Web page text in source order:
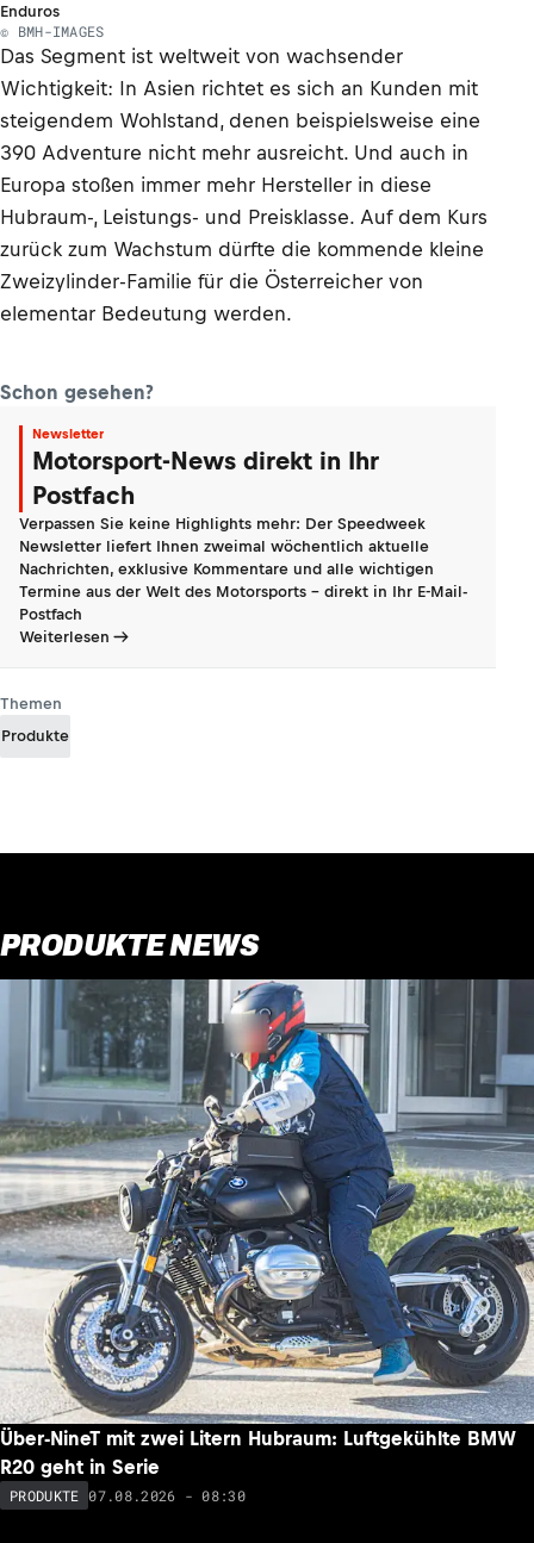
Enduros
© BMH-IMAGES
Das Segment ist weltweit von wachsender
Wichtigkeit: In Asien richtet es sich an Kunden mit
steigendem Wohlstand, denen beispielsweise eine
390 Adventure nicht mehr ausreicht. Und auch in
Europa stoßen immer mehr Hersteller in diese
Hubraum-, Leistungs- und Preisklasse. Auf dem Kurs
zurück zum Wachstum dürfte die kommende kleine
Zweizylinder-Familie für die Österreicher von
elementar Bedeutung werden.
Schon gesehen?
Newsletter
Motorsport-News direkt in Ihr
Postfach
Verpassen Sie keine Highlights mehr: Der Speedweek
Newsletter liefert Ihnen zweimal wöchentlich aktuelle
Nachrichten, exklusive Kommentare und alle wichtigen
Termine aus der Welt des Motorsports - direkt in Ihr E-Mail-
Postfach
Weiterlesen
Themen
Produkte
PRODUKTE NEWS
Über-NineT mit zwei Litern Hubraum: Luftgekühlte BMW
R20 geht in Serie
PRODUKTE 07.08.2026 - 08:30